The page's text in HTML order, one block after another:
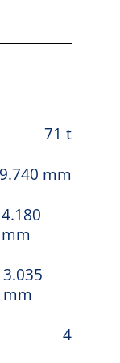
71 t
mm
4.180
mm
3.035
mm
4